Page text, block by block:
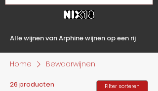
Alle wijnen van Arphine wijnen op een rij
Home Bewaarwijnen
26 producten Filter sorteren